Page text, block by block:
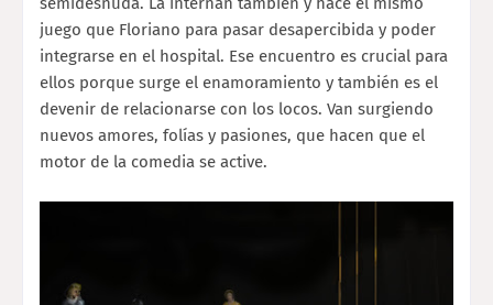
juego que Floriano para pasar desapercibida y poder
integrarse en el hospital. Ese encuentro es crucial para
ellos porque surge el enamoramiento y también es el
devenir de relacionarse con los locos. Van surgiendo
nuevos amores, folías y pasiones, que hacen que el
motor de la comedia se active.